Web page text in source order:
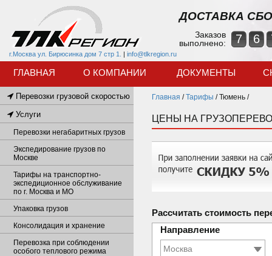
г.Москва ул. Бирюсинка дом 7 стр 1. | info@tlkregion.ru
ДОСТАВКА
Заказов
выполнено:
7 6
ГЛАВНАЯ О КОМПАНИИ ДОКУМЕНТЫ
Главная /Тарифы /Тюмень /
ЦЕНЫ НА
Рассчитать стоимость
Направление
Перевозки грузовой скоростью
Услуги
Перевозки негабаритных грузов
Экспедирование грузов по
Москве
Тарифы на транспортно-
экспедиционное обслуживание
по г. Москва и МО
Упаковка грузов
Консолидация и хранение
Перевозка при соблюдении
особого теплового режима